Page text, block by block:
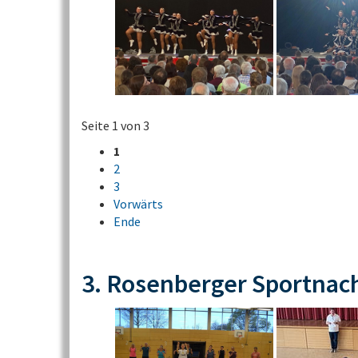
Seite 1 von 3
1
2
3
Vorwärts
Ende
3. Rosenberger